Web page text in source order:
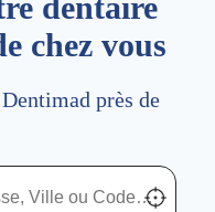
chez vous
près de
Dentimad près de
près de chez vous Localisez-